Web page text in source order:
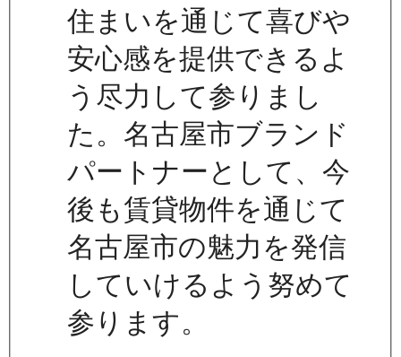
住まいを通じて喜びや
安心感を提供できるよ
う尽力して参りまし
た。名古屋市ブランド
パートナーとして、今
後も賃貸物件を通じて
名古屋市の魅力を発信
していけるよう努めて
参ります。